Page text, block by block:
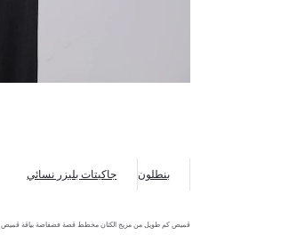
بنطلون جاكيتات بليزر نسائي
قميص كم طويل من مزيج الكتان مخطط قصة فضفاضة بياقة قميص